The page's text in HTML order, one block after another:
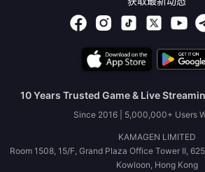
10 Years Trusted Game & Live
Since 2016 | 5,000,000+ Users
KAMAGEN LIMITED
Room 1508, 15/F, Grand Plaza Office Tower II,
Kowloon, Hong Kong